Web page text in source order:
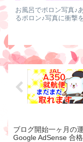
お風呂でポロン写真♪
るポロン♪写真に衝撃
ブログ開始一ヶ月の
Google AdSense 合